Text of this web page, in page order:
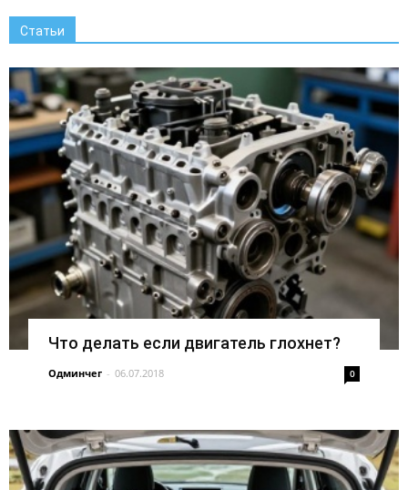
Статьи
Что делать если двигатель глохнет?
Одминчег - 06.07.2018 0